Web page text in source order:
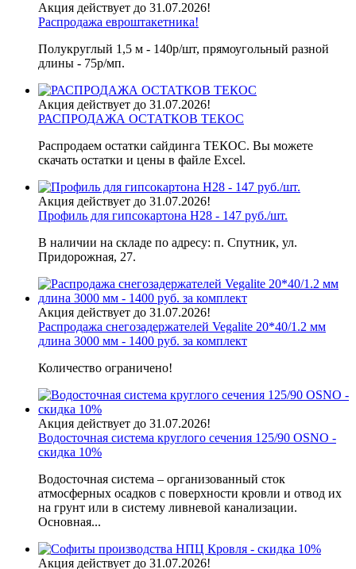
Акция действует до 31.07.2026!
Распродажа евроштакетника!
Полукруглый 1,5 м - 140р/шт, прямоугольный разной
длины - 75р/мп.
Акция действует до 31.07.2026!
РАСПРОДАЖА ОСТАТКОВ ТЕКОС
Распродаем остатки сайдинга ТЕКОС. Вы можете
скачать остатки и цены в файле Excel.
Акция действует до 31.07.2026!
Профиль для гипсокартона H28 - 147 руб./шт.
В наличии на складе по адресу: п. Спутник, ул.
Придорожная, 27.
Акция действует до 31.07.2026!
Распродажа снегозадержателей Vegalite 20*40/1.2 мм
длина 3000 мм - 1400 руб. за комплект
Количество ограничено!
Акция действует до 31.07.2026!
Водосточная система круглого сечения 125/90 OSNO -
скидка 10%
Водосточная система – организованный сток
атмосферных осадков с поверхности кровли и отвод их
на грунт или в систему ливневой канализации.
Основная...
Акция действует до 31.07.2026!